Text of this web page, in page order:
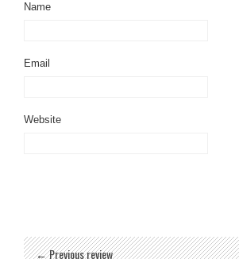
Name
Email
Website
← Previous review